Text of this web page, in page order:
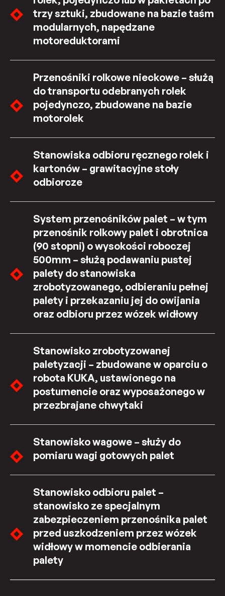
trzy sztuki, zbudowane na bazie taśm
modularnych, napędzane
motoreduktorami
Przenośniki rolkowe nieckowe – służą
do transportu odebranych rolek
pojedynczo, zbudowane na bazie
motorolek
Stanowiska odbioru ręcznego rolek i
kartonów – grawitacyjne stoły
odbiorcze
System przenośników palet – w tym
przenośnik rolkowy palet i obrotnica
(90 stopni) o wysokości roboczej
500mm – służą podawaniu pustej
palety do stanowiska
zrobotyzowanego, odbieraniu pełnej
palety i przekazaniu jej do owijania
oraz odbioru przez wózek widłowy
Stanowisko zrobotyzowanej
paletyzacji – zbudowane w oparciu o
robota KUKA, ustawionego na
postumencie oraz wyposażonego w
przezbrajane chwytaki
Stanowisko wagowe – służy do
pomiaru wagi gotowych palet
Stanowisko odbioru palet –
stanowisko ze specjalnym
zabezpieczeniem przenośnika palet
przed uszkodzeniem przez wózek
widłowy w momencie odbierania
palety